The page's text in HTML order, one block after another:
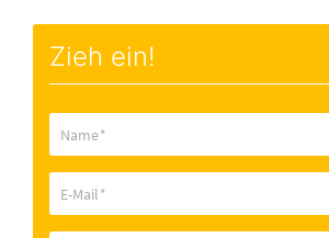
Zieh ein!
Name*
E-Mail*